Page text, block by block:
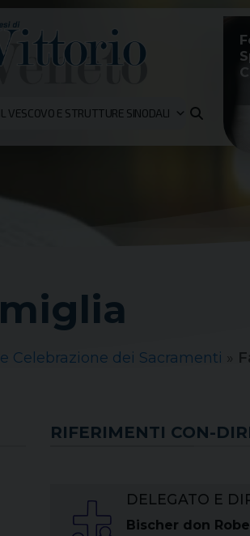
IL VESCOVO E STRUTTURE SINODALI
Celebrazione dei Sacramenti »
RIFERIMENTI CON-
DELEGATO E
Bischer don